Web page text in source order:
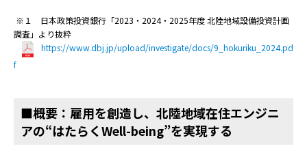
※１ 日本政策投資銀行「2023・2024・2025年度 北陸地域設備投資計画
調査」より抜粋
https://www.dbj.jp/upload/investigate/docs/9_hokuriku_2024.pd
f
■概要：雇用を創造し、北陸地域在住エンジニ
アの“はたらくWell-being”を実現する